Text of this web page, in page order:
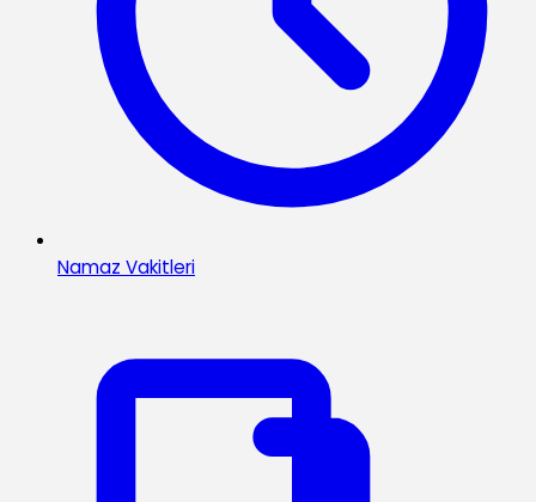
Namaz Vakitleri